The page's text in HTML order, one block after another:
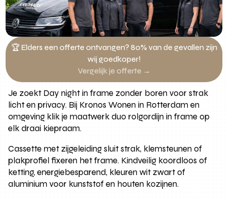
🏆 Elders een offerte ontvangen? 80% van de gevallen zijn
wij goedkoper!
Vergelijk je offerte →
Je zoekt Day night in frame zonder boren voor strak
licht en privacy. Bij Kronos Wonen in Rotterdam en
omgeving klik je maatwerk duo rolgordijn in frame op
elk draai kiepraam.
Cassette met zijgeleiding sluit strak, klemsteunen of
plakprofiel fixeren het frame. Kindveilig koordloos of
ketting, energiebesparend, kleuren wit zwart of
aluminium voor kunststof en houten kozijnen.